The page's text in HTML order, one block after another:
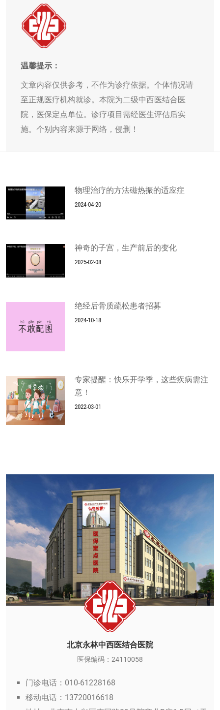
温馨提示：
文章内容仅供参考，不作为诊疗依据。个体情况请
至正规医疗机构就诊。本院为二级中西医结合医
院，医保定点单位。诊疗项目需经医生评估后实
施。个别内容来源于网络，侵删！
物理治疗的方法磁热振的适应症
2024-04-20
神奇的子宫，生产前后的变化
2025-02-08
绝经后骨质疏松患者招募
2024-10-18
专家提醒：快乐开学季，这些疾病需注
意！
2022-03-01
北京永林中西医结合医院
医保编码：24110058
门诊电话：010-61228168
移动电话：13720016618